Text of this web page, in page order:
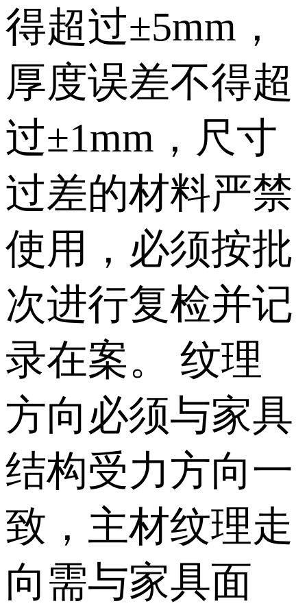
得超过±5mm，
厚度误差不得超
过±1mm，尺寸
过差的材料严禁
使用，必须按批
次进行复检并记
录在案。 纹理
方向必须与家具
结构受力方向一
致，主材纹理走
向需与家具面